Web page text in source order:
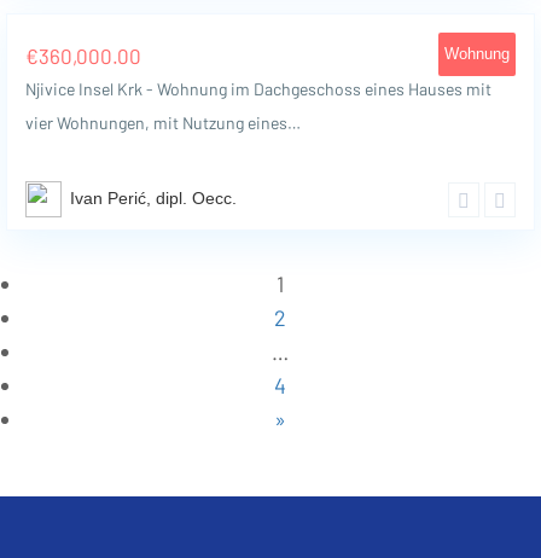
Wohnung
€360,000.00
Njivice Insel Krk - Wohnung im Dachgeschoss eines Hauses mit
vier Wohnungen, mit Nutzung eines…
Ivan Perić, dipl. Oecc.
1
2
…
4
»